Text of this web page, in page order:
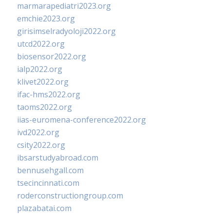
marmarapediatri2023.org
emchie2023.org
girisimselradyoloji2022.org
utcd2022.org
biosensor2022.org
ialp2022.org
klivet2022.org
ifac-hms2022.org
taoms2022.org
iias-euromena-conference2022.org
ivd2022.org
csity2022.org
ibsarstudyabroad.com
bennusehgall.com
tsecincinnati.com
roderconstructiongroup.com
plazabatai.com